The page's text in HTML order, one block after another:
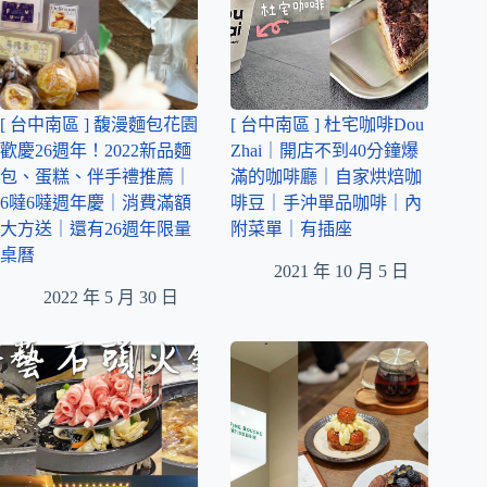
[ 台中南區 ] 馥漫麵包花園
歡慶26週年！2022新品麵
包、蛋糕、伴手禮推薦｜
6噠6噠週年慶｜消費滿額
大方送｜還有26週年限量
桌曆
2022 年 5 月 30 日
[ 台中南區 ] 杜宅咖啡Dou
Zhai｜開店不到40分鐘爆
滿的咖啡廳｜自家烘焙咖
啡豆｜手沖單品咖啡｜內
附菜單｜有插座
2021 年 10 月 5 日